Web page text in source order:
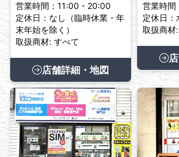
営業時間：11:00 - 20:00
定休日：なし（臨時休業・年
末年始を除く）
取扱商材: すべて
店舗詳細・地図
営業時
定休日：
取扱商材